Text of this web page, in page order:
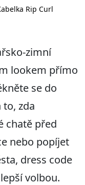
Rip Curl
zimní
lookem přímo
se do
to, zda
chatě před
nebo popíjet
dress code
volbou.